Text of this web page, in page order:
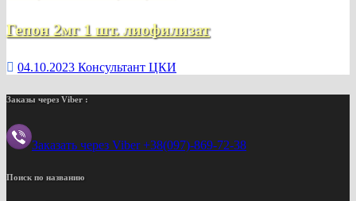
Гепон 2мг 1 шт. лиофилизат
04.10.2023 Консультант ЦКИ
Заказы через Viber :
Заказать через Viber +38(097)-869-72-38
Поиск по названию